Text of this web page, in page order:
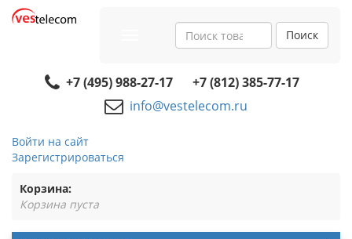
navigation
Поиск
+7 (495) 988-27-17
+7 (812) 385-77-17
info@vestelecom.ru
Войти на сайт
Зарегистрироваться
Корзина:
Корзина пуста